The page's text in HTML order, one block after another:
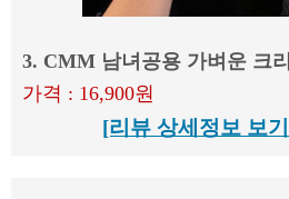
3. CMM 남녀공용 가벼운 크
가격 : 16,900원
[리뷰 상세정보 보